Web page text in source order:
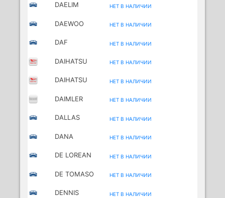
DAELIM
НЕТ В НАЛИЧИИ
DAEWOO НЕТ В НАЛИЧИИ
DAF НЕТ В НАЛИЧИИ
DAIHATSU НЕТ В НАЛИЧИИ
DAIHATSU
НЕТ В НАЛИЧИИ
DAIMLER НЕТ В НАЛИЧИИ
DALLAS НЕТ В НАЛИЧИИ
DANA НЕТ В НАЛИЧИИ
DE LOREAN НЕТ В НАЛИЧИИ
DE TOMASO НЕТ В НАЛИЧИИ
DENNIS НЕТ В НАЛИЧИИ